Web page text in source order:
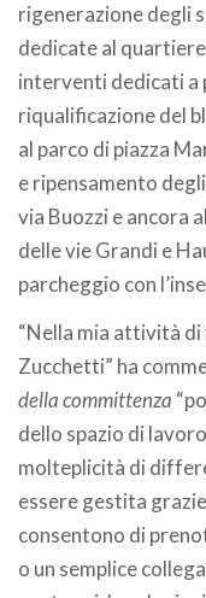
rigenerazione degli
dedicate al
interventi dedicati a
riqualificazione del
al parco di piazza
e ripensamento
via Buozzi e ancora
delle vie Grandi e
parcheggio con
“Nella mia attività
Zucchetti” ha
della committenza
dello spazio di
molteplicità di
essere gestita
consentono di
o un semplice